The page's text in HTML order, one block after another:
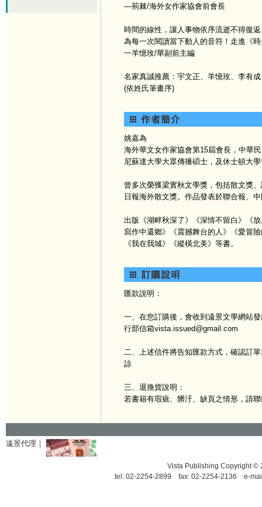
—荊棘/海外女作家協會前會長
時間的線性，讓人事物依序流逝不得復
為每一次閱讀當下動人的音符！走進《
一羊憶玫/華副前主編
名家真誠推薦：宇文正、羊憶玫、李有
(依姓氏筆畫序)
姚嘉為
海外華文女作家協會第15屆會長，中華
尼蘇達大學大眾傳播碩士，及休士頓大
曾多次榮獲梁實秋文學獎，包括散文獎
日報海外散文獎。作品發表於聯合報、
出版《湖畔秋深了》《深情不留白》《
寫作中還鄉》《震撼舞台的人》《愛冒
《我在我城》《縱橫北美》等書。
匯款說明：
一、在您訂購後，會收到遠景文學網站
行部信箱vista.issued@gmail.com
二、上述信件將告知匯款方式，確認訂
諒
三、退換貨說明：
若書籍有瑕疵、髒汙、缺頁之情形，請
遠景代理｜
Vista Publishing Copyright ©
tel: 02-2254-2899 fax: 02-2254-2136 e-